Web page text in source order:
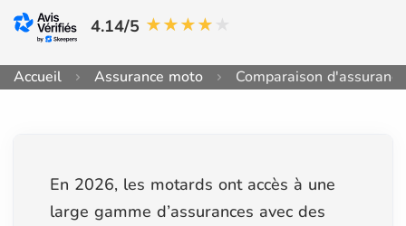
4.14/5
Accueil Assurance moto Comparaison
En 2026, les motards ont accès à une
large gamme d’assurances avec des